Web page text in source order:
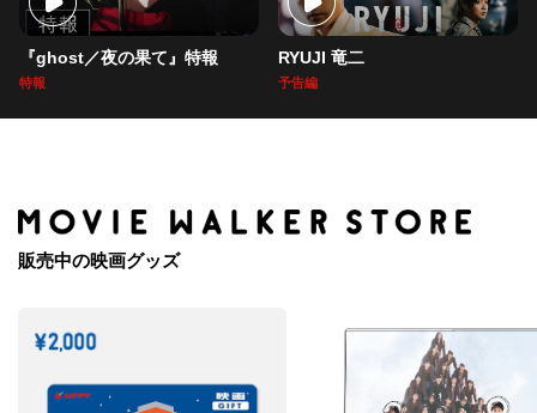
『ghost／夜の果て』特報
特報
RYUJI 竜二
予告編
販売中の映画グッズ